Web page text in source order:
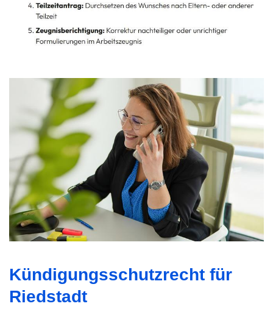
Kündigungsschutzrecht für
Riedstadt